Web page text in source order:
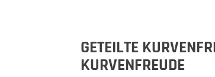
GETEILTE
KURVENFREUDE